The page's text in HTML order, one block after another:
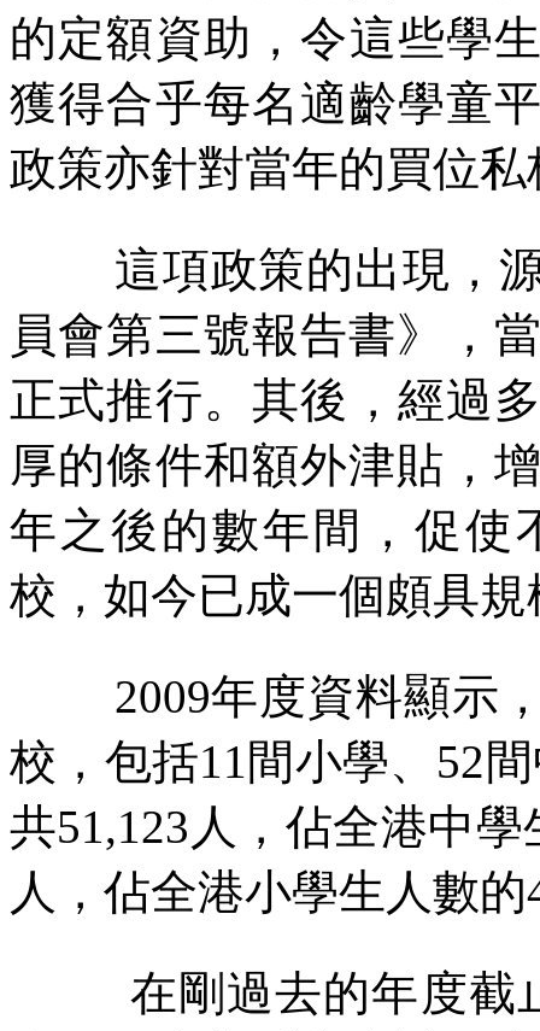
的定額資助，令這些學
獲得合乎每名適齡學童
政策亦針對當年的買位
這項政策的出現，
員會第三號報告書》，
正式推行。其後，經過
厚的條件和額外津貼，
年之後的數年間，促使
校，如今已成一個頗具
2009年度資料顯示
校，包括11 間小學、 52
共51,123 人，佔全港中
人，佔全港小學生人數的
在剛過去的年度截